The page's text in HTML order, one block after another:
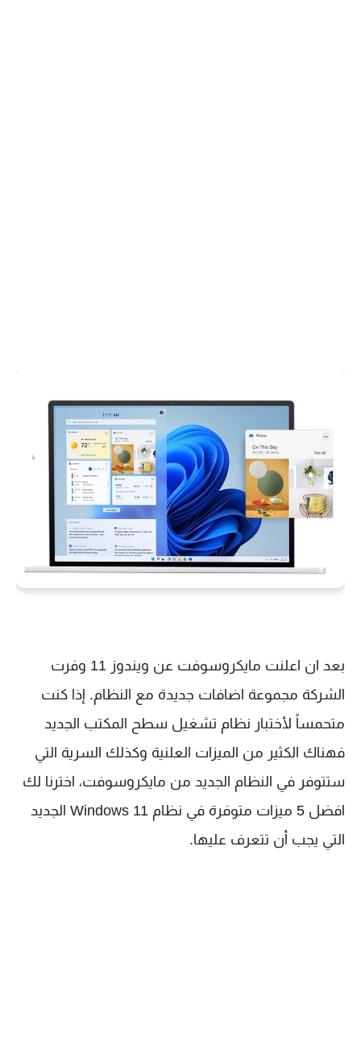
بعد ان اعلنت مايكروسوفت عن ويندوز 11 وفرت
الشركة مجموعة اضافات جديدة مع النظام. إذا كنت
متحمساً لأختبار نظام تشغيل سطح المكتب الجديد
فهناك الكثير من الميزات العلنية وكذلك السرية التي
ستتوفر في النظام الجديد من مايكروسوفت، اخترنا لك
افضل 5 ميزات متوفرة في نظام Windows 11 الجديد
التي يجب أن تتعرف عليها.